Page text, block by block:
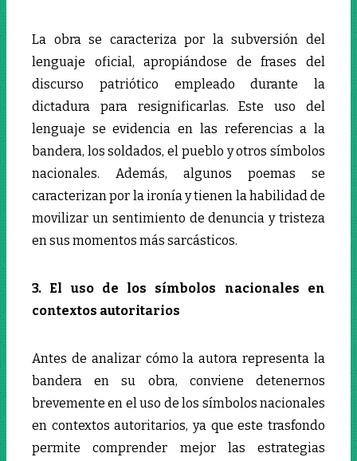
La obra se caracteriza por la subversión del
lenguaje oficial, apropiándose de frases del
discurso patriótico empleado durante la
dictadura para resignificarlas. Este uso del
lenguaje se evidencia en las referencias a la
bandera, los soldados, el pueblo y otros símbolos
nacionales. Además, algunos poemas se
caracterizan por la ironía y tienen la habilidad de
movilizar un sentimiento de denuncia y tristeza
en sus momentos más sarcásticos.
3. El uso de los símbolos nacionales en
contextos autoritarios
Antes de analizar cómo la autora representa la
bandera en su obra, conviene detenernos
brevemente en el uso de los símbolos nacionales
en contextos autoritarios, ya que este trasfondo
permite comprender mejor las estrategias